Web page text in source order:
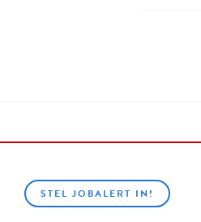
STEL JOBALERT IN!